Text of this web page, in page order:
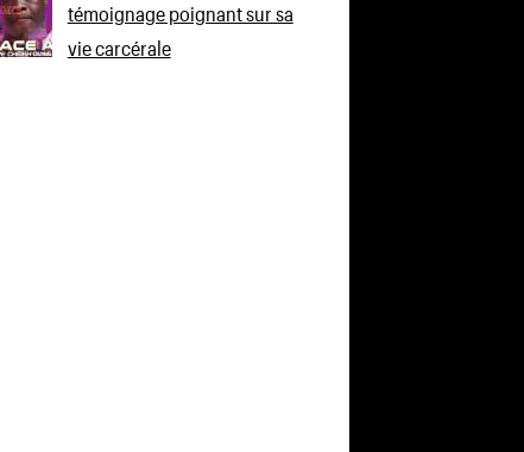
témoignage poignant sur sa
vie carcérale